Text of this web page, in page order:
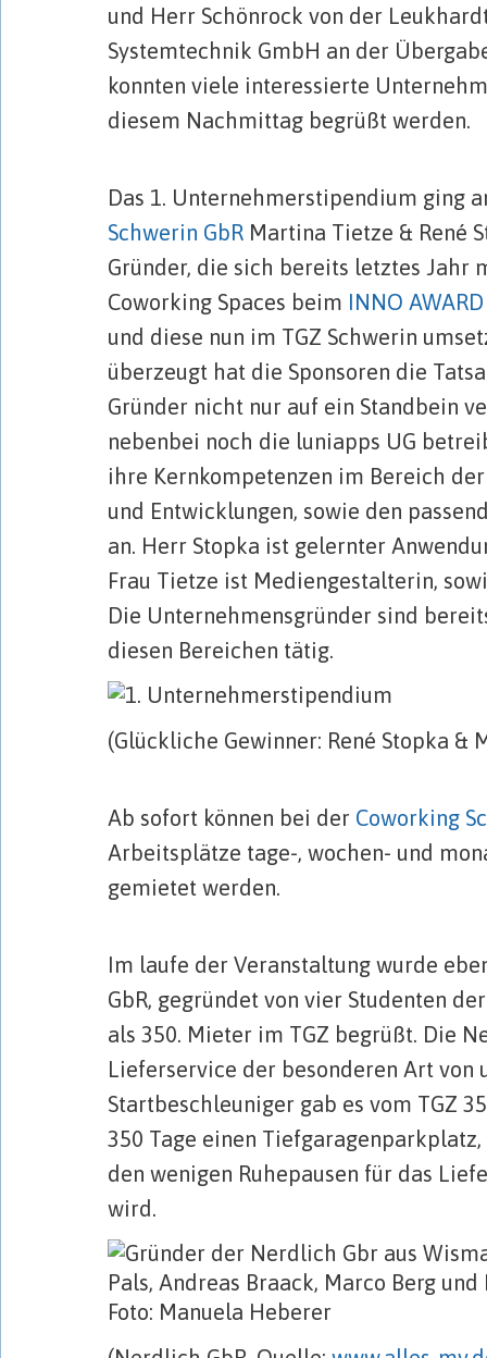
und Herr Schönrock von der
Systemtechnik GmbH an der
konnten viele interessierte
diesem Nachmittag begrüßt werden.
Das 1. Unternehmerstipendium ging
Schwerin GbRMartina Tietze & René
Gründer, die sich bereits letztes Jahr
Coworking Spaces beim INNO AWARD
und diese nun im TGZ Schwerin
überzeugt hat die Sponsoren die
Gründer nicht nur auf ein Standbein
nebenbei noch die luniapps UG
ihre Kernkompetenzen im Bereich
und Entwicklungen, sowie den
an. Herr Stopka ist gelernter
Frau Tietze ist Mediengestalterin,
Die Unternehmensgründer sind
diesen Bereichen tätig.
(Glückliche Gewinner: René Stopka &
Ab sofort können bei der Coworking
Arbeitsplätze tage-, wochen- und
gemietet werden.
Im laufe der Veranstaltung wurde
GbR, gegründet von vier Studenten
als 350. Mieter im TGZ begrüßt. Die
Lieferservice der besonderen Art von
Startbeschleuniger gab es vom TGZ
350 Tage einen
den wenigen Ruhepausen für das
wird.